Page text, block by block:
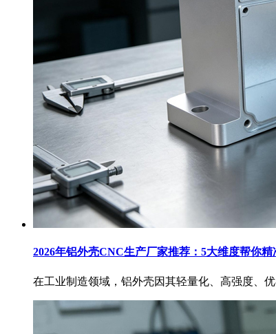
2026年铝外壳CNC生产厂家推荐：5大维度帮你
在工业制造领域，铝外壳因其轻量化、高强度、